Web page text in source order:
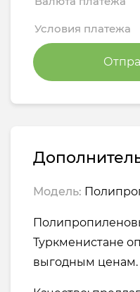
Условия платежа
Модель:
Туркменистане
выгодным ценам.